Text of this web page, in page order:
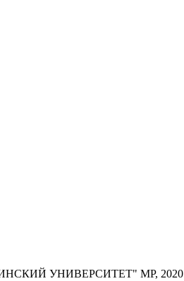
УНИВЕРСИТЕТ" МР, 2020